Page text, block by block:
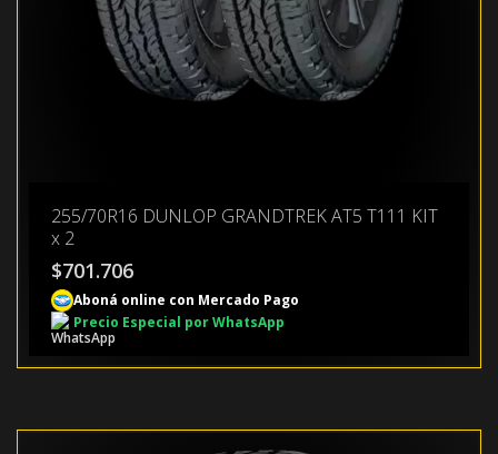
255/70R16 DUNLOP GRANDTREK AT5 T111 KIT
x 2
$701.706
Aboná online con Mercado Pago
Precio Especial por WhatsApp